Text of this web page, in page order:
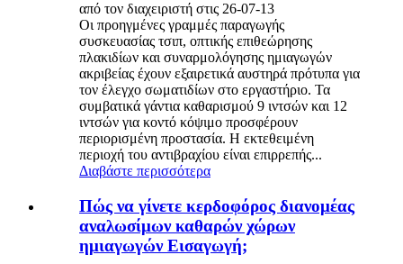
από τον διαχειριστή στις 26-07-13
Οι προηγμένες γραμμές παραγωγής
συσκευασίας τσιπ, οπτικής επιθεώρησης
πλακιδίων και συναρμολόγησης ημιαγωγών
ακριβείας έχουν εξαιρετικά αυστηρά πρότυπα για
τον έλεγχο σωματιδίων στο εργαστήριο. Τα
συμβατικά γάντια καθαρισμού 9 ιντσών και 12
ιντσών για κοντό κόψιμο προσφέρουν
περιορισμένη προστασία. Η εκτεθειμένη
περιοχή του αντιβραχίου είναι επιρρεπής...
Διαβάστε περισσότερα
Πώς να γίνετε κερδοφόρος διανομέας
αναλωσίμων καθαρών χώρων
ημιαγωγών Εισαγωγή;